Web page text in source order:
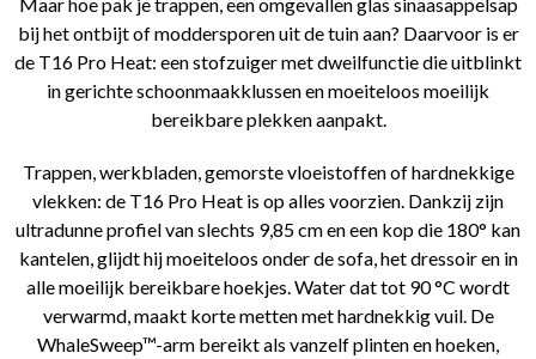
bij het ontbijt of moddersporen uit de tuin aan? Daarvoor is er
de T16 Pro Heat: een stofzuiger met dweilfunctie die uitblinkt
in gerichte schoonmaakklussen en moeiteloos moeilijk
bereikbare plekken aanpakt.
Trappen, werkbladen, gemorste vloeistoffen of hardnekkige
vlekken: de T16 Pro Heat is op alles voorzien. Dankzij zijn
ultradunne profiel van slechts 9,85 cm en een kop die 180° kan
kantelen, glijdt hij moeiteloos onder de sofa, het dressoir en in
alle moeilijk bereikbare hoekjes. Water dat tot 90 °C wordt
verwarmd, maakt korte metten met hardnekkig vuil. De
WhaleSweep™-arm bereikt als vanzelf plinten en hoeken,